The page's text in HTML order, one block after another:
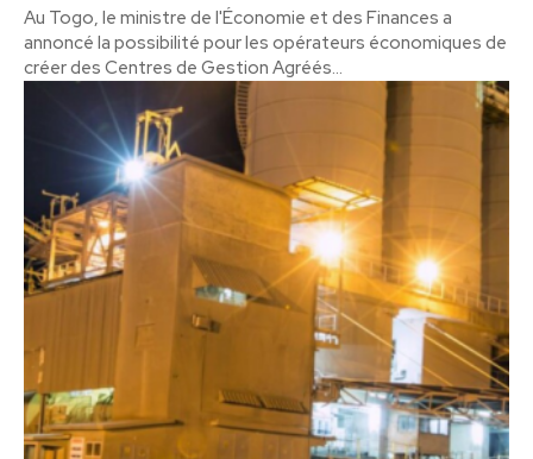
Au Togo, le ministre de l'Économie et des Finances a
annoncé la possibilité pour les opérateurs économiques de
créer des Centres de Gestion Agréés...